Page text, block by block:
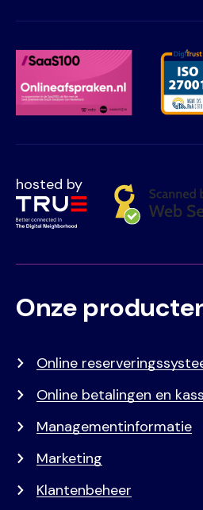
hosted by
Voet
Primair
Onze
Online
Online betalingen en
Managementinformatie
Marketing
Klantenbeheer